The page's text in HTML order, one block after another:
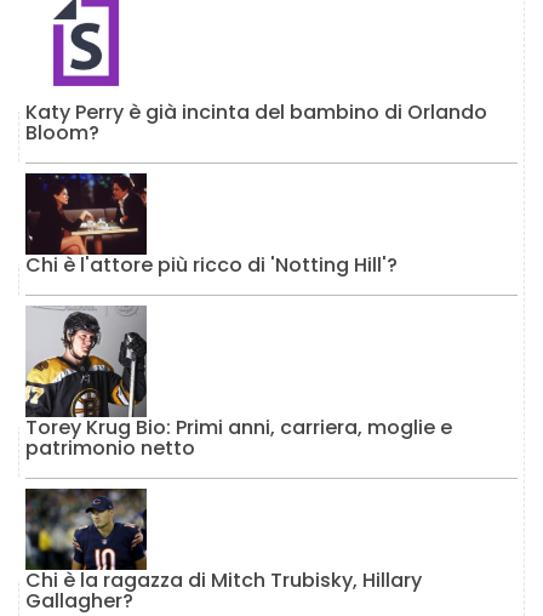
Katy Perry è già incinta del bambino di Orlando
Bloom?
Chi è l'attore più ricco di 'Notting Hill'?
Torey Krug Bio: Primi anni, carriera, moglie e
patrimonio netto
Chi è la ragazza di Mitch Trubisky, Hillary
Gallagher?